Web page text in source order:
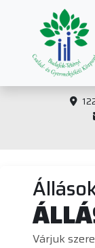
Várjuk